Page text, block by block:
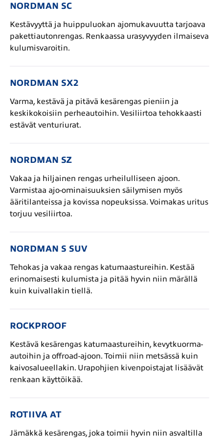
NORDMAN SC
Kestävyyttä ja huippuluokan ajomukavuutta tarjoava
pakettiautonrengas. Renkaassa urasyvyyden ilmaiseva
kulumisvaroitin.
NORDMAN SX2
Varma, kestävä ja pitävä kesärengas pieniin ja
keskikokoisiin perheautoihin. Vesiliirtoa tehokkaasti
estävät venturiurat.
NORDMAN SZ
Vakaa ja hiljainen rengas urheilulliseen ajoon.
Varmistaa ajo-ominaisuuksien säilymisen myös
ääritilanteissa ja kovissa nopeuksissa. Voimakas uritus
torjuu vesiliirtoa.
NORDMAN S SUV
Tehokas ja vakaa rengas katumaastureihin. Kestää
erinomaisesti kulumista ja pitää hyvin niin märällä
kuin kuivallakin tiellä.
ROCKPROOF
Kestävä kesärengas katumaastureihin, kevytkuorma-
autoihin ja offroad-ajoon. Toimii niin metsässä kuin
kaivosalueellakin. Urapohjien kivenpoistajat lisäävät
renkaan käyttöikää.
ROTIIVA AT
Jämäkkä kesärengas, joka toimii hyvin niin asvaltilla